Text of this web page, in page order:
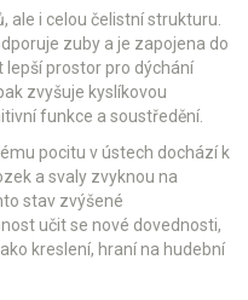
ale i celou čelistní strukturu.
zuby a je zapojena do
lepší prostor pro dýchání
zvyšuje kyslíkovou
funkce a soustředění.
pocitu v ústech dochází k
a svaly zvyknou na
stav zvýšené
učit se nové dovednosti,
kreslení, hraní na hudební